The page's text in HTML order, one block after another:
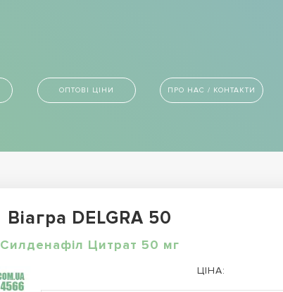
ОПТОВІ ЦІНИ ПРО НАС / КОНТАКТИ
Віагра DELGRA 50
Силденафіл Цитрат 50 мг
ЦІНА: